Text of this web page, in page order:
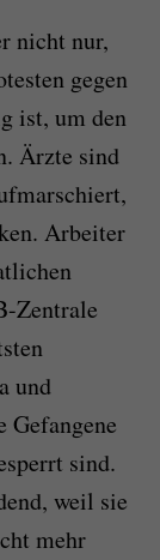
nicht nur,
gegen
ist, um den
Ärzte sind
Arbeiter
Zentrale
und
Gefangene
sind.
weil sie
mehr